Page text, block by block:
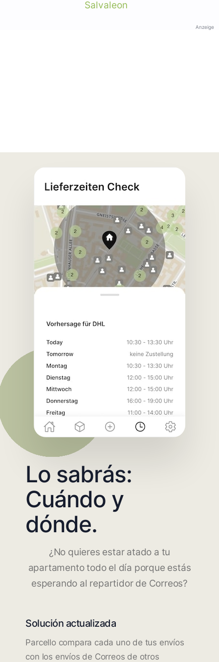
Salvaleon
Anzeige
Lo sabrás:
Cuándo y
dónde.
¿No quieres estar atado a tu
apartamento todo el día porque estás
esperando al repartidor de Correos?
Solución actualizada
Parcello compara cada uno de tus envíos
con los envíos de Correos de otros